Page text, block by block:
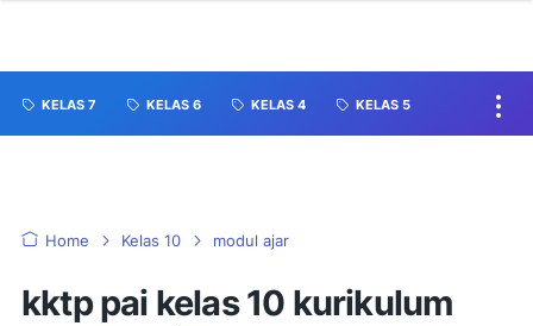
KELAS 7 KELAS 6 KELAS 4 KELAS 5
Home Kelas 10 modul ajar
kktp pai kelas 10 kurikulum